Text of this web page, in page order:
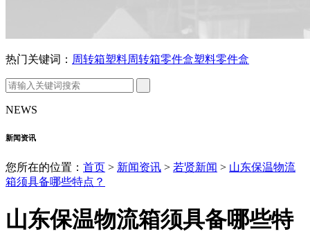
热门关键词： 周转箱塑料周转箱零件盒塑料零件盒
NEWS
新闻资讯
您所在的位置： 首页 > 新闻资讯 > 若贤新闻 > 山东保温物流
箱须具备哪些特点？
山东保温物流箱须具备哪些特